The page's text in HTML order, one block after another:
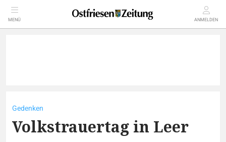
MENÜ ANMELDEN
Gedenken
Volkstrauertag in Leer